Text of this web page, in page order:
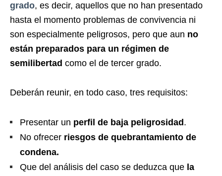
grado, es decir, aquellos que no han presentado
hasta el momento problemas de convivencia ni
son especialmente peligrosos, pero que aun no
están preparados para un régimen de
semilibertad como el de tercer grado.
Deberán reunir, en todo caso, tres requisitos:
Presentar un perfil de baja peligrosidad .
No ofrecer riesgos de quebrantamiento de
condena.
Que del análisis del caso se deduzca que la